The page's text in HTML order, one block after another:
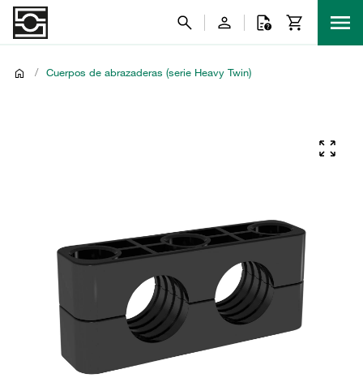
/ Cuerpos de abrazaderas (serie Heavy Twin)